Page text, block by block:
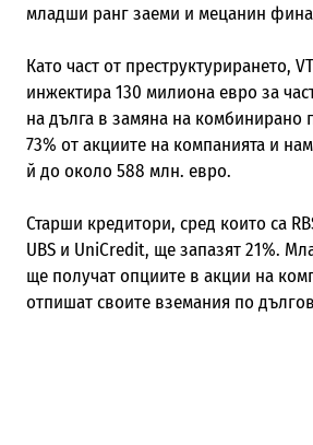
младши ранг заеми и мецанин
Като част от преструктурирането,
инжектира 130 милиона евро за
на дълга в замяна на комбинирано
73% от акциите на компанията и
й до около 588 млн. евро.
Старши кредитори, сред които са
UBS и UniCredit, ще запазят 21%.
ще получат опциите в акции на
отпишат своите вземания по